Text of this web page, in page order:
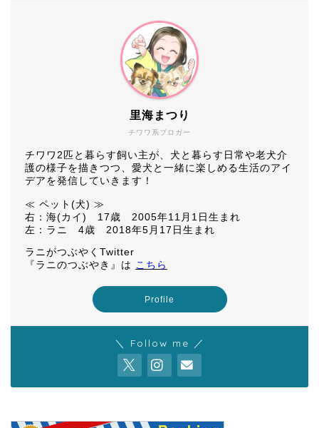
チワワ系ブロガー
里海まつり
チワワ2匹と暮らす飼い主が、犬と暮らす日常や老犬介
護の様子を描きつつ、愛犬と一緒に楽しめる生活のアイ
デアを発信していきます！
≪ ペット(犬) ≫
右：海(カイ) 17歳 2005年11月1日生まれ
左：ラニ 4歳 2018年5月17日生まれ
ラニがつぶやくTwitter
『ラニのつぶやき』は こちら
Profile
＼ Follow me ／